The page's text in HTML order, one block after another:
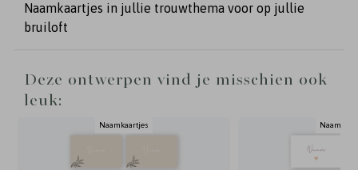
Naamkaartjes in jullie trouwthema voor op jullie
bruiloft
Deze ontwerpen vind je misschien ook
leuk:
Naamkaartjes